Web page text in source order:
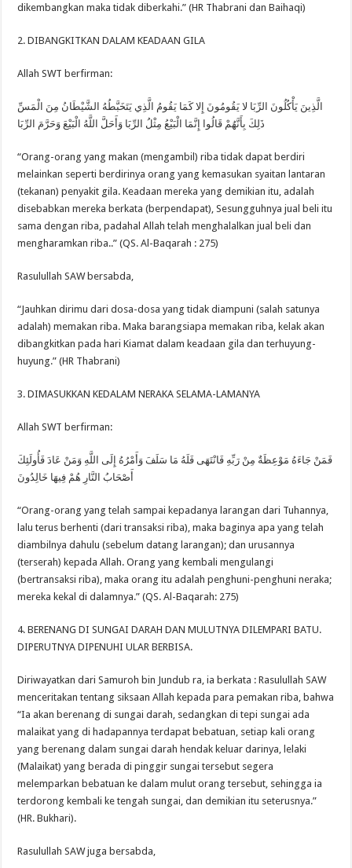
dikembangkan maka tidak diberkahi.” (HR Thabrani dan Baihaqi)
2. DIBANGKITKAN DALAM KEADAAN GILA
Allah SWT berfirman:
الَّذِينَ يَأْكُلُونَ الرِّبَا لا يَقُومُونَ إِلا كَمَا يَقُومُ الَّذِي يَتَخَبَّطُهُ الشَّيْطَانُ مِنَ الْمَسِّ
ذَلِكَ بِأَنَّهُمْ قَالُوا إِنَّمَا الْبَيْعُ مِثْلُ الرِّبَا وَأَحَلَّ اللَّهُ الْبَيْعَ وَحَرَّمَ الرِّبَا
“Orang-orang yang makan (mengambil) riba tidak dapat berdiri
melainkan seperti berdirinya orang yang kemasukan syaitan lantaran
(tekanan) penyakit gila. Keadaan mereka yang demikian itu, adalah
disebabkan mereka berkata (berpendapat), Sesungguhnya jual beli itu
sama dengan riba, padahal Allah telah menghalalkan jual beli dan
mengharamkan riba..” (QS. Al-Baqarah : 275)
Rasulullah SAW bersabda,
“Jauhkan dirimu dari dosa-dosa yang tidak diampuni (salah satunya
adalah) memakan riba. Maka barangsiapa memakan riba, kelak akan
dibangkitkan pada hari Kiamat dalam keadaan gila dan terhuyung-
huyung.” (HR Thabrani)
3. DIMASUKKAN KEDALAM NERAKA SELAMA-LAMANYA
Allah SWT berfirman:
فَمَنْ جَاءَهُ مَوْعِظَةٌ مِنْ رَبِّهِ فَانْتَهَى فَلَهُ مَا سَلَفَ وَأَمْرُهُ إِلَى اللَّهِ وَمَنْ عَادَ فَأُولَئِكَ
أَصْحَابُ النَّارِ هُمْ فِيهَا خَالِدُونَ
“Orang-orang yang telah sampai kepadanya larangan dari Tuhannya,
lalu terus berhenti (dari transaksi riba), maka baginya apa yang telah
diambilnya dahulu (sebelum datang larangan); dan urusannya
(terserah) kepada Allah. Orang yang kembali mengulangi
(bertransaksi riba), maka orang itu adalah penghuni-penghuni neraka;
mereka kekal di dalamnya.” (QS. Al-Baqarah: 275)
4. BERENANG DI SUNGAI DARAH DAN MULUTNYA DILEMPARI BATU.
DIPERUTNYA DIPENUHI ULAR BERBISA.
Diriwayatkan dari Samuroh bin Jundub ra, ia berkata : Rasulullah SAW
menceritakan tentang siksaan Allah kepada para pemakan riba, bahwa
“Ia akan berenang di sungai darah, sedangkan di tepi sungai ada
malaikat yang di hadapannya terdapat bebatuan, setiap kali orang
yang berenang dalam sungai darah hendak keluar darinya, lelaki
(Malaikat) yang berada di pinggir sungai tersebut segera
melemparkan bebatuan ke dalam mulut orang tersebut, sehingga ia
terdorong kembali ke tengah sungai, dan demikian itu seterusnya.”
(HR. Bukhari).
Rasulullah SAW juga bersabda,